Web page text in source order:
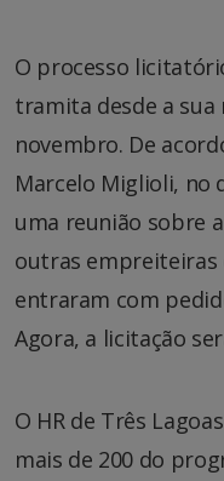
O processo
tramita desde a sua
novembro. De
Marcelo Miglioli, no
uma reunião sobre
outras empreiteiras
entraram com
Agora, a licitação
O HR de Três
mais de 200 do